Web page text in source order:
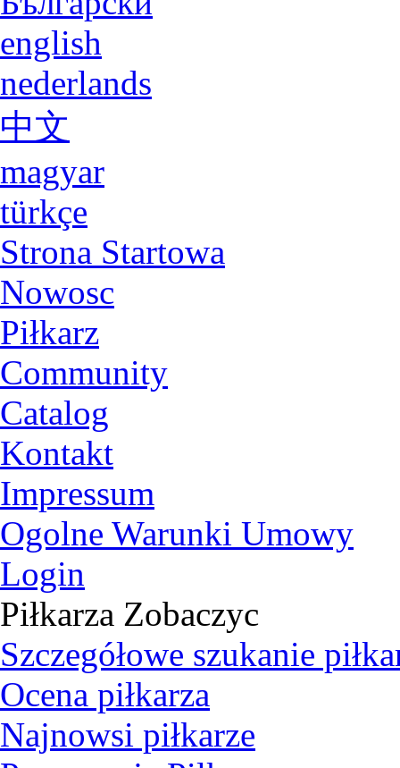
english
nederlands
中文
magyar
türkçe
Strona Startowa
Nowosc
Piłkarz
Community
Catalog
Kontakt
Impressum
Ogolne Warunki Umowy
Login
Piłkarza Zobaczyc
Szczegółowe szukanie
Ocena piłkarza
Najnowsi piłkarze